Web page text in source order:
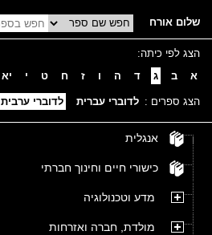
שלום אורח
הצג לפי כיתה:
א
ב ג ד ה ו ז ח ט י יא
הצג ספרים : לדוברי עברית לדוברי ערבית
אנגלית
כישורי חיים וחינוך חברתי
מדע וטכנולוגיה
מולדת, חברה ואזרחות